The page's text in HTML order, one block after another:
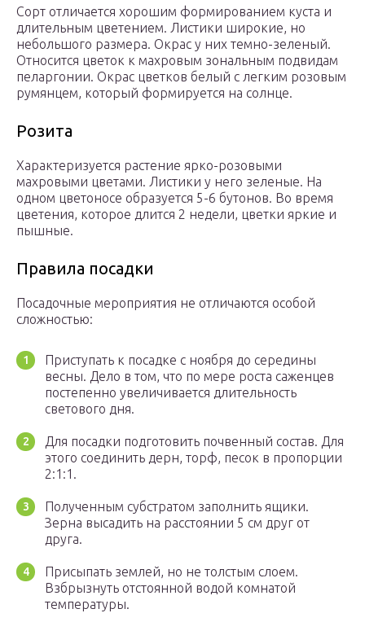
Сорт отличается хорошим формированием куста и
длительным цветением. Листики широкие, но
небольшого размера. Окрас у них темно-зеленый.
Относится цветок к махровым зональным подвидам
пеларгонии. Окрас цветков белый с легким розовым
румянцем, который формируется на солнце.
Розита
Характеризуется растение ярко-розовыми
махровыми цветами. Листики у него зеленые. На
одном цветоносе образуется 5-6 бутонов. Во время
цветения, которое длится 2 недели, цветки яркие и
пышные.
Правила посадки
Посадочные мероприятия не отличаются особой
сложностью:
Приступать к посадке с ноября до середины
весны. Дело в том, что по мере роста саженцев
постепенно увеличивается длительность
светового дня.
Для посадки подготовить почвенный состав. Для
этого соединить дерн, торф, песок в пропорции
2:1:1.
Полученным субстратом заполнить ящики.
Зерна высадить на расстоянии 5 см друг от
друга.
Присыпать землей, но не толстым слоем.
Взбрызнуть отстоянной водой комнатой
температуры.